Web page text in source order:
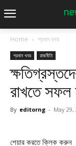
Home প্রধান খবর
প্রধান খবর রাজনীতি
রাখতে সফল
By editorng - May 29,
শেয়ার করতে ক্লিক করুন